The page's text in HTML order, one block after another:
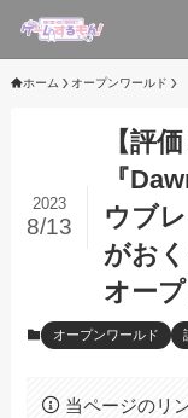
ホーム オープンワールド
【評
『
ウブ
がお
オー
2023
8/13
オープンワールド
当ページのリ